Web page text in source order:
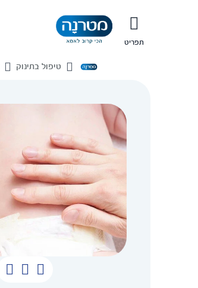
תפריט
בית
טיפול בתינוק